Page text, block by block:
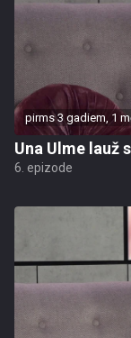
pirms 3 gadiem, 1
Una Ulme lauž
6. epizode